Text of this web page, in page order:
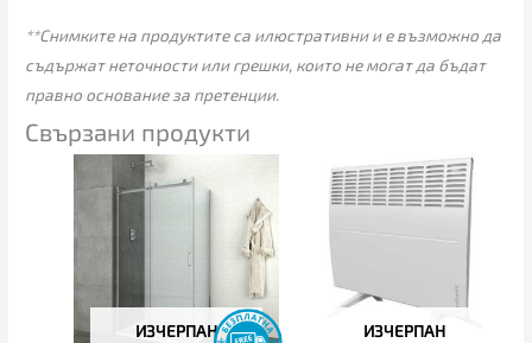
**Снимките на продуктите са илюстративни и е възможно да
съдържат неточности или грешки, които не могат да бъдат
правно основание за претенции.
Свързани продукти
ИЗЧЕРПАН ИЗЧЕРПАН